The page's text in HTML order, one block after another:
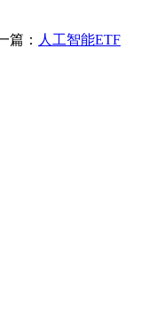
篇： 人工智能ETF